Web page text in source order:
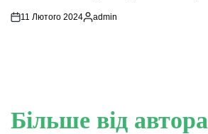
11 Лютого 2024
Опубліковано
admin
Більше від автора